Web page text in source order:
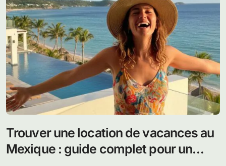
Trouver une location de vacances au
Mexique : guide complet pour un